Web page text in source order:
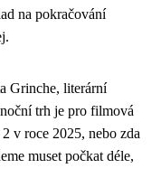
na pokračování
Grinche, literární
trh je pro filmová
v roce 2025, nebo zda
muset počkat déle,